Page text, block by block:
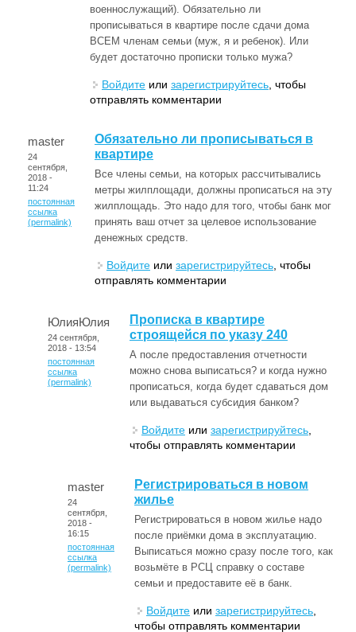
военнослужащий). Обязательно ли
прописываться в квартире после сдачи дома
ВСЕМ членам семьи (муж, я и ребенок). Или
будет достаточно прописки только мужа?
Войдите или зарегистрируйтесь , чтобы
отправлять комментарии
master
24
сентября,
2018 -
11:24
постоянная
ссылка
(permalink)
Обязательно ли прописываться в
квартире
Все члены семьи, на которых рассчитывались
метры жилплощади, должны прописаться на эту
жилплощадь. Это надо для того, чтобы банк мог
принять ваш отчет за целевое использование
денежных средств.
Войдите или зарегистрируйтесь , чтобы
отправлять комментарии
ЮлияЮлия
24 сентября,
2018 - 13:54
постоянная
ссылка
(permalink)
Прописка в квартире
строящейся по указу 240
А после предоставления отчетности
можно снова выписаться? и когда нужно
прописаться, когда будет сдаваться дом
или выдаваться субсидия банком?
Войдите или зарегистрируйтесь
чтобы отправлять комментарии
master
24
сентября,
2018 -
16:15
постоянная
ссылка
(permalink)
Регистрироваться в новом
жилье
Регистрироваться в новом жилье надо
после приёмки дома в эксплуатацию.
Выписаться можно сразу после того, как
возьмёте в РСЦ справку о составе
семьи и предоставите её в банк.
Войдите или зарегистрируйтесь
чтобы отправлять комментарии